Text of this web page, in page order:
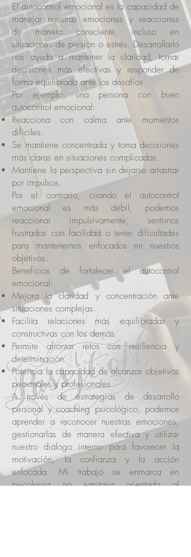
El autocontrol emocional es la capacidad de
manejar nuestras emociones y reacciones
de manera consciente, incluso en
situaciones de presión o estrés. Desarrollarlo
nos ayuda a mantener la claridad, tomar
decisiones más efectivas y responder de
forma equilibrada ante los desafíos.
Por ejemplo, una persona con buen
autocontrol emocional:
Reacciona con calma ante momentos
difíciles.
Se mantiene concentrada y toma decisiones
más claras en situaciones complicadas.
Mantiene la perspectiva sin dejarse arrastrar
por impulsos.
Por el contrario, cuando el autocontrol
emocional es más débil, podemos
reaccionar impulsivamente, sentirnos
frustrados con facilidad o tener dificultades
para mantenernos enfocados en nuestros
objetivos.
Beneficios de fortalecer el autocontrol
emocional:
Mejora la claridad y concentración ante
situaciones complejas.
Facilita relaciones más equilibradas y
constructivas con los demás.
Permite afrontar retos con resiliencia y
determinación.
Potencia la capacidad de alcanzar objetivos
personales y profesionales.
A través de estrategias de desarrollo
personal y coaching psicológico, podemos
aprender a reconocer nuestras emociones,
gestionarlas de manera efectiva y utilizar
nuestro diálogo interno para favorecer la
motivación, la confianza y la acción
enfocada. Mi trabajo se enmarca en
psicología no sanitaria orientada al